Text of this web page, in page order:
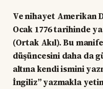
Ve nihayet Amerikan
Ocak 1776 tarihinde
(Ortak Akıl). Bu
düşüncesini daha da
altına kendi ismini
İngiliz” yazmakla